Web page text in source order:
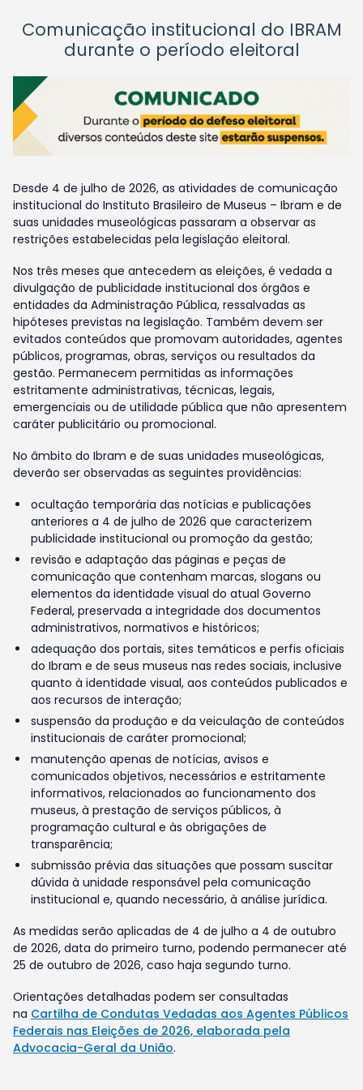
Comunicação institucional do IBRAM
durante o período eleitoral
Desde 4 de julho de 2026, as atividades de comunicação
institucional do Instituto Brasileiro de Museus – Ibram e de
suas unidades museológicas passaram a observar as
restrições estabelecidas pela legislação eleitoral.
Nos três meses que antecedem as eleições, é vedada a
divulgação de publicidade institucional dos órgãos e
entidades da Administração Pública, ressalvadas as
hipóteses previstas na legislação. Também devem ser
evitados conteúdos que promovam autoridades, agentes
públicos, programas, obras, serviços ou resultados da
gestão. Permanecem permitidas as informações
estritamente administrativas, técnicas, legais,
emergenciais ou de utilidade pública que não apresentem
caráter publicitário ou promocional.
No âmbito do Ibram e de suas unidades museológicas,
deverão ser observadas as seguintes providências:
ocultação temporária das notícias e publicações
anteriores a 4 de julho de 2026 que caracterizem
publicidade institucional ou promoção da gestão;
revisão e adaptação das páginas e peças de
comunicação que contenham marcas, slogans ou
elementos da identidade visual do atual Governo
Federal, preservada a integridade dos documentos
administrativos, normativos e históricos;
adequação dos portais, sites temáticos e perfis oficiais
do Ibram e de seus museus nas redes sociais, inclusive
quanto à identidade visual, aos conteúdos publicados e
aos recursos de interação;
suspensão da produção e da veiculação de conteúdos
institucionais de caráter promocional;
manutenção apenas de notícias, avisos e
comunicados objetivos, necessários e estritamente
informativos, relacionados ao funcionamento dos
museus, à prestação de serviços públicos, à
programação cultural e às obrigações de
transparência;
submissão prévia das situações que possam suscitar
dúvida à unidade responsável pela comunicação
institucional e, quando necessário, à análise jurídica.
As medidas serão aplicadas de 4 de julho a 4 de outubro
de 2026, data do primeiro turno, podendo permanecer até
25 de outubro de 2026, caso haja segundo turno.
Orientações detalhadas podem ser consultadas
na Cartilha de Condutas Vedadas aos Agentes Públicos
Federais nas Eleições de 2026, elaborada pela
Advocacia-Geral da União.